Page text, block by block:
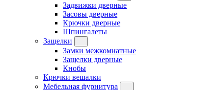
Задвижки дверные
Засовы дверные
Крючки дверные
Шпингалеты
Защелки
Замки межкомнатные
Защелки дверные
Кнобы
Крючки вешалки
Мебельная фурнитура